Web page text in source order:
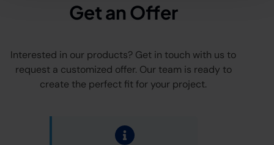
Get an Offer
Interested in our products? Get in touch with us to
request a customized offer. Our team is ready to
create the perfect fit for your project.